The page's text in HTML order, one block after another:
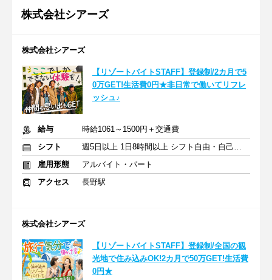
株式会社シアーズ
株式会社シアーズ
【リゾートバイトSTAFF】登録制/2カ月で5
0万GET!生活費0円★非日常で働いてリフレ
ッシュ♪
給与
時給1061～1500円＋交通費
シフト
週5日以上 1日8時間以上 シフト自由・自己申告
雇用形態
アルバイト・パート
アクセス
長野駅
株式会社シアーズ
【リゾートバイトSTAFF】登録制/全国の観
光地で住み込みOK!2カ月で50万GET!生活費
0円★